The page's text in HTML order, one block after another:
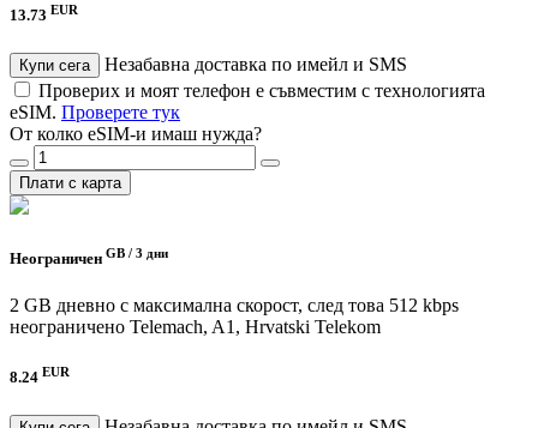
13.73 EUR
Купи сега
Незабавна доставка по имейл и SMS
Проверих и моят телефон е съвместим с технологията
eSIM. Проверете тук
От колко eSIM-и имаш нужда?
Плати с карта
Неограничен GB / 3 дни
2 GB дневно с максимална скорост, след това 512 kbps
неограничено Telemach, A1, Hrvatski Telekom
8.24 EUR